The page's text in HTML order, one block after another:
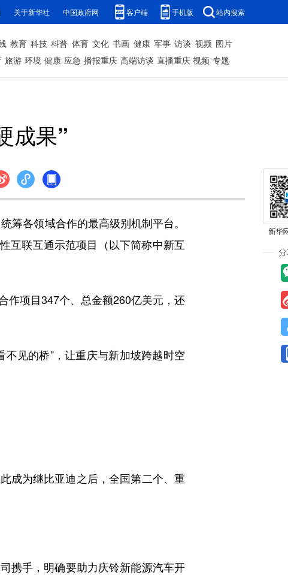
关于新华社 中国政府网 客户端 手机版 站内搜索
教育 科技 科普 体育 文化 书画 健康 军事 访谈 视频 图片
旅游 环境 健康 应急 播报重庆 高端访谈 直播重庆 视频 专题
成果”
各领域合作的最高级别机制平台。
互联互通示范项目（以下简称中新互
项目347个、总金额260亿美元，还
见的桥”，让重庆与新加坡跨越时空
为继比亚迪之后，全国第二个、重
携手，明确要助力庆铃新能源汽车开